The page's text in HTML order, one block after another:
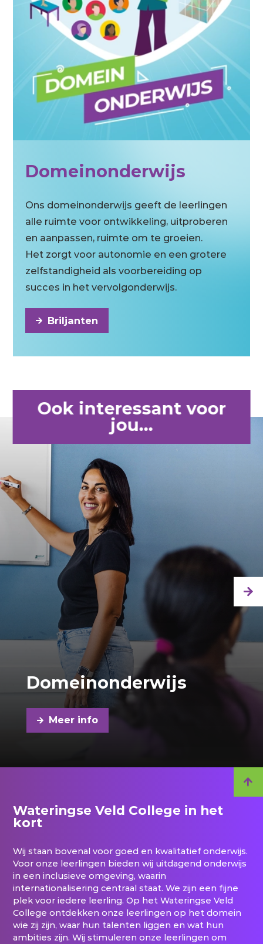
Domeinonderwijs
Ons domeinonderwijs geeft de leerlingen
alle ruimte voor ontwikkeling, uitproberen
en aanpassen, ruimte om te groeien.
Het zorgt voor autonomie en een grotere
zelfstandigheid als voorbereiding op
succes in het vervolgonderwijs.
Briljanten
Ook interessant voor
jou...
Domeinonderwijs
Meer info
Wateringse Veld College in het
kort
Wij staan bovenal voor goed en kwalitatief onderwijs.
Voor onze leerlingen bieden wij uitdagend onderwijs
in een inclusieve omgeving, waarin
internationalisering centraal staat. We zijn een fijne
plek voor iedere leerling. Op het Wateringse Veld
College ontdekken onze leerlingen op het domein
wie zij zijn, waar hun talenten liggen en wat hun
ambities zijn. Wij stimuleren onze leerlingen om